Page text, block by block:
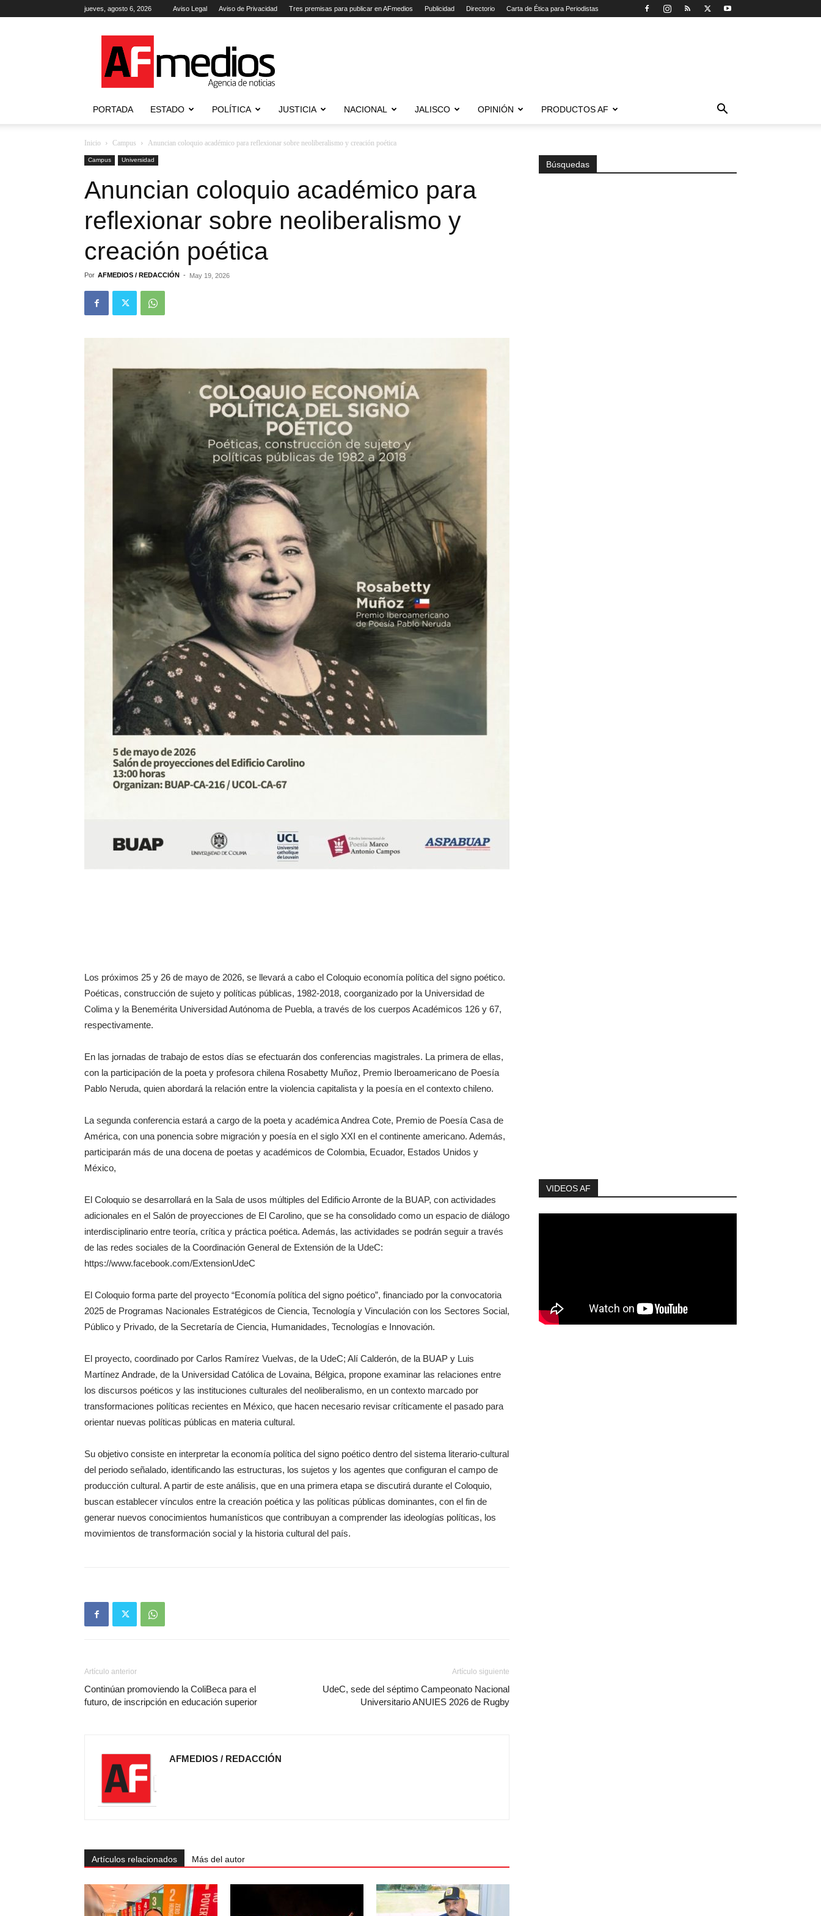
jueves, agosto 6, 2026 Aviso Legal Aviso de Privacidad Tres premisas para publicar en AFmedios Publicidad Directorio Carta de Ética para Periodistas
Agencia
de
Noticias
PORTADA ESTADO POLÍTICA JUSTICIA NACIONAL JALISCO OPINIÓN PRODUCTOS AF
Inicio Campus Anuncian coloquio académico para reflexionar sobre neoliberalismo y creación poética
Campus Universidad
Anuncian coloquio académico para
reflexionar sobre neoliberalismo y
creación poética
Por AFMEDIOS / REDACCIÓN - May 19, 2026
Los próximos 25 y 26 de mayo de 2026, se llevará a cabo el Coloquio economía política del signo poético.
Poéticas, construcción de sujeto y políticas públicas, 1982-2018, coorganizado por la Universidad de
Colima y la Benemérita Universidad Autónoma de Puebla, a través de los cuerpos Académicos 126 y 67,
respectivamente.
En las jornadas de trabajo de estos días se efectuarán dos conferencias magistrales. La primera de ellas,
con la participación de la poeta y profesora chilena Rosabetty Muñoz, Premio Iberoamericano de Poesía
Pablo Neruda, quien abordará la relación entre la violencia capitalista y la poesía en el contexto chileno.
La segunda conferencia estará a cargo de la poeta y académica Andrea Cote, Premio de Poesía Casa de
América, con una ponencia sobre migración y poesía en el siglo XXI en el continente americano. Además,
participarán más de una docena de poetas y académicos de Colombia, Ecuador, Estados Unidos y
México,
El Coloquio se desarrollará en la Sala de usos múltiples del Edificio Arronte de la BUAP, con actividades
adicionales en el Salón de proyecciones de El Carolino, que se ha consolidado como un espacio de diálogo
interdisciplinario entre teoría, crítica y práctica poética. Además, las actividades se podrán seguir a través
de las redes sociales de la Coordinación General de Extensión de la UdeC:
https://www.facebook.com/ExtensionUdeC
El Coloquio forma parte del proyecto “Economía política del signo poético”, financiado por la convocatoria
2025 de Programas Nacionales Estratégicos de Ciencia, Tecnología y Vinculación con los Sectores Social,
Público y Privado, de la Secretaría de Ciencia, Humanidades, Tecnologías e Innovación.
El proyecto, coordinado por Carlos Ramírez Vuelvas, de la UdeC; Alí Calderón, de la BUAP y Luis
Martínez Andrade, de la Universidad Católica de Lovaina, Bélgica, propone examinar las relaciones entre
los discursos poéticos y las instituciones culturales del neoliberalismo, en un contexto marcado por
transformaciones políticas recientes en México, que hacen necesario revisar críticamente el pasado para
orientar nuevas políticas públicas en materia cultural.
Su objetivo consiste en interpretar la economía política del signo poético dentro del sistema literario-cultural
del periodo señalado, identificando las estructuras, los sujetos y los agentes que configuran el campo de
producción cultural. A partir de este análisis, que en una primera etapa se discutirá durante el Coloquio,
buscan establecer vínculos entre la creación poética y las políticas públicas dominantes, con el fin de
generar nuevos conocimientos humanísticos que contribuyan a comprender las ideologías políticas, los
movimientos de transformación social y la historia cultural del país.
Artículo anterior
Continúan promoviendo la ColiBeca para el
futuro, de inscripción en educación superior
Artículo siguiente
UdeC, sede del séptimo Campeonato Nacional
Universitario ANUIES 2026 de Rugby
AFMEDIOS / REDACCIÓN
Artículos relacionados Más del autor
Búsquedas
VIDEOS AF